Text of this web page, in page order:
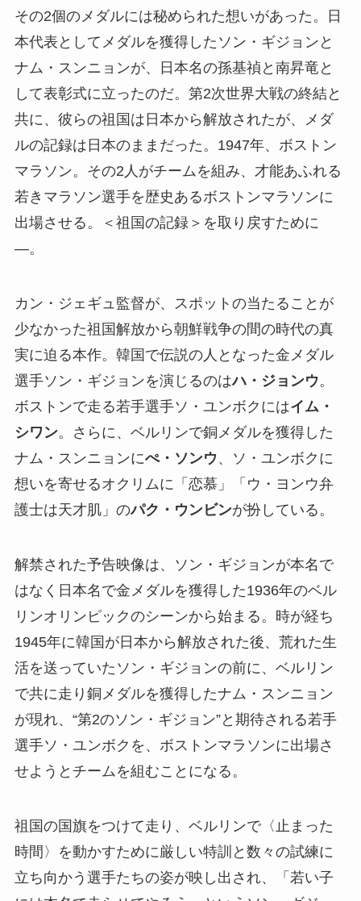
その2個のメダルには秘められた想いがあった。日
本代表としてメダルを獲得したソン・ギジョンと
ナム・スンニョンが、日本名の孫基禎と南昇竜と
して表彰式に立ったのだ。第2次世界大戦の終結と
共に、彼らの祖国は日本から解放されたが、メダ
ルの記録は日本のままだった。1947年、ボストン
マラソン。その2人がチームを組み、才能あふれる
若きマラソン選手を歴史あるボストンマラソンに
出場させる。＜祖国の記録＞を取り戻すために
―。
カン・ジェギュ監督が、スポットの当たることが
少なかった祖国解放から朝鮮戦争の間の時代の真
実に迫る本作。韓国で伝説の人となった金メダル
選手ソン・ギジョンを演じるのはハ・ジョンウ。
ボストンで走る若手選手ソ・ユンボクにはイム・
シワン。さらに、ベルリンで銅メダルを獲得した
ナム・スンニョンにぺ・ソンウ、ソ・ユンボクに
想いを寄せるオクリムに「恋慕」「ウ・ヨンウ弁
護士は天才肌」のパク・ウンビンが扮している。
解禁された予告映像は、ソン・ギジョンが本名で
はなく日本名で金メダルを獲得した1936年のベル
リンオリンピックのシーンから始まる。時が経ち
1945年に韓国が日本から解放された後、荒れた生
活を送っていたソン・ギジョンの前に、ベルリン
で共に走り銅メダルを獲得したナム・スンニョン
が現れ、“第2のソン・ギジョン”と期待される若手
選手ソ・ユンボクを、ボストンマラソンに出場さ
せようとチームを組むことになる。
祖国の国旗をつけて走り、ベルリンで〈止まった
時間〉を動かすために厳しい特訓と数々の試練に
立ち向かう選手たちの姿が映し出され、「若い子